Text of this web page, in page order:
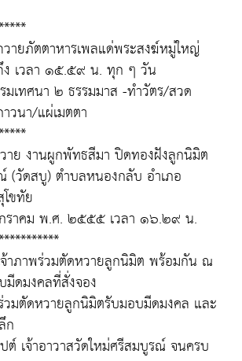
ายภัตตาหารเพลแด่พระสงฆ์หมู่ใหญ่
เวลา ๑๕.๕๙ น. ทุก ๆ วัน
เทศนา ๒ ธรรมมาส -ทำวัตร/สวด
วนา/แผ่เมตตา
าย งานผูกพัทธสีมา ปิดทองฝังลูกนิมิต
(วัดสบู) ตำบลหนองกลับ อำเภอ
ขทัย
าคม พ.ศ. ๒๕๕๕ เวลา ๑๖.๒๙ น.
าภาพร่วมตัดหวายลูกนิมิต พร้อมกัน ณ
ดมงคลที่สั่งจอง
วมตัดหวายลูกนิมิตรับมอบมีดมงคล และ
ก
ต์ เจ้าอาวาสวัดใหม่ศรีสมบูรณ์ จนครบ